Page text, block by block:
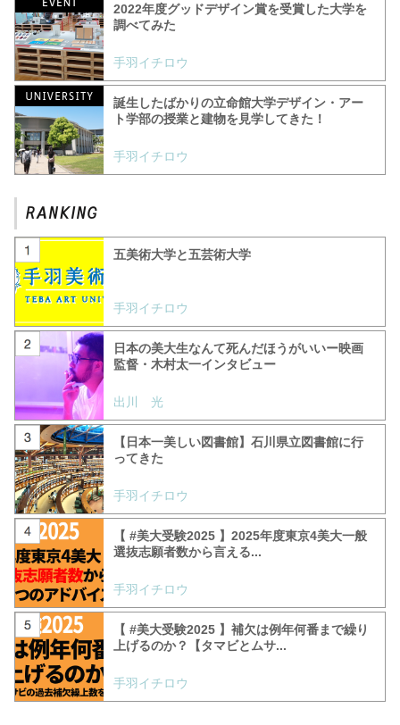
2022年度グッドデザイン賞を受賞した大学を
調べてみた
手羽イチロウ
誕生したばかりの立命館大学デザイン・アー
ト学部の授業と建物を見学してきた！
手羽イチロウ
五美術大学と五芸術大学
手羽イチロウ
日本の美大生なんて死んだほうがいいー映画
監督・木村太一インタビュー
出川 光
【日本一美しい図書館】石川県立図書館に行
ってきた
手羽イチロウ
【 #美大受験2025 】2025年度東京4美大一般
選抜志願者数から言える...
手羽イチロウ
【 #美大受験2025 】補欠は例年何番まで繰り
上げるのか？【タマビとムサ...
手羽イチロウ